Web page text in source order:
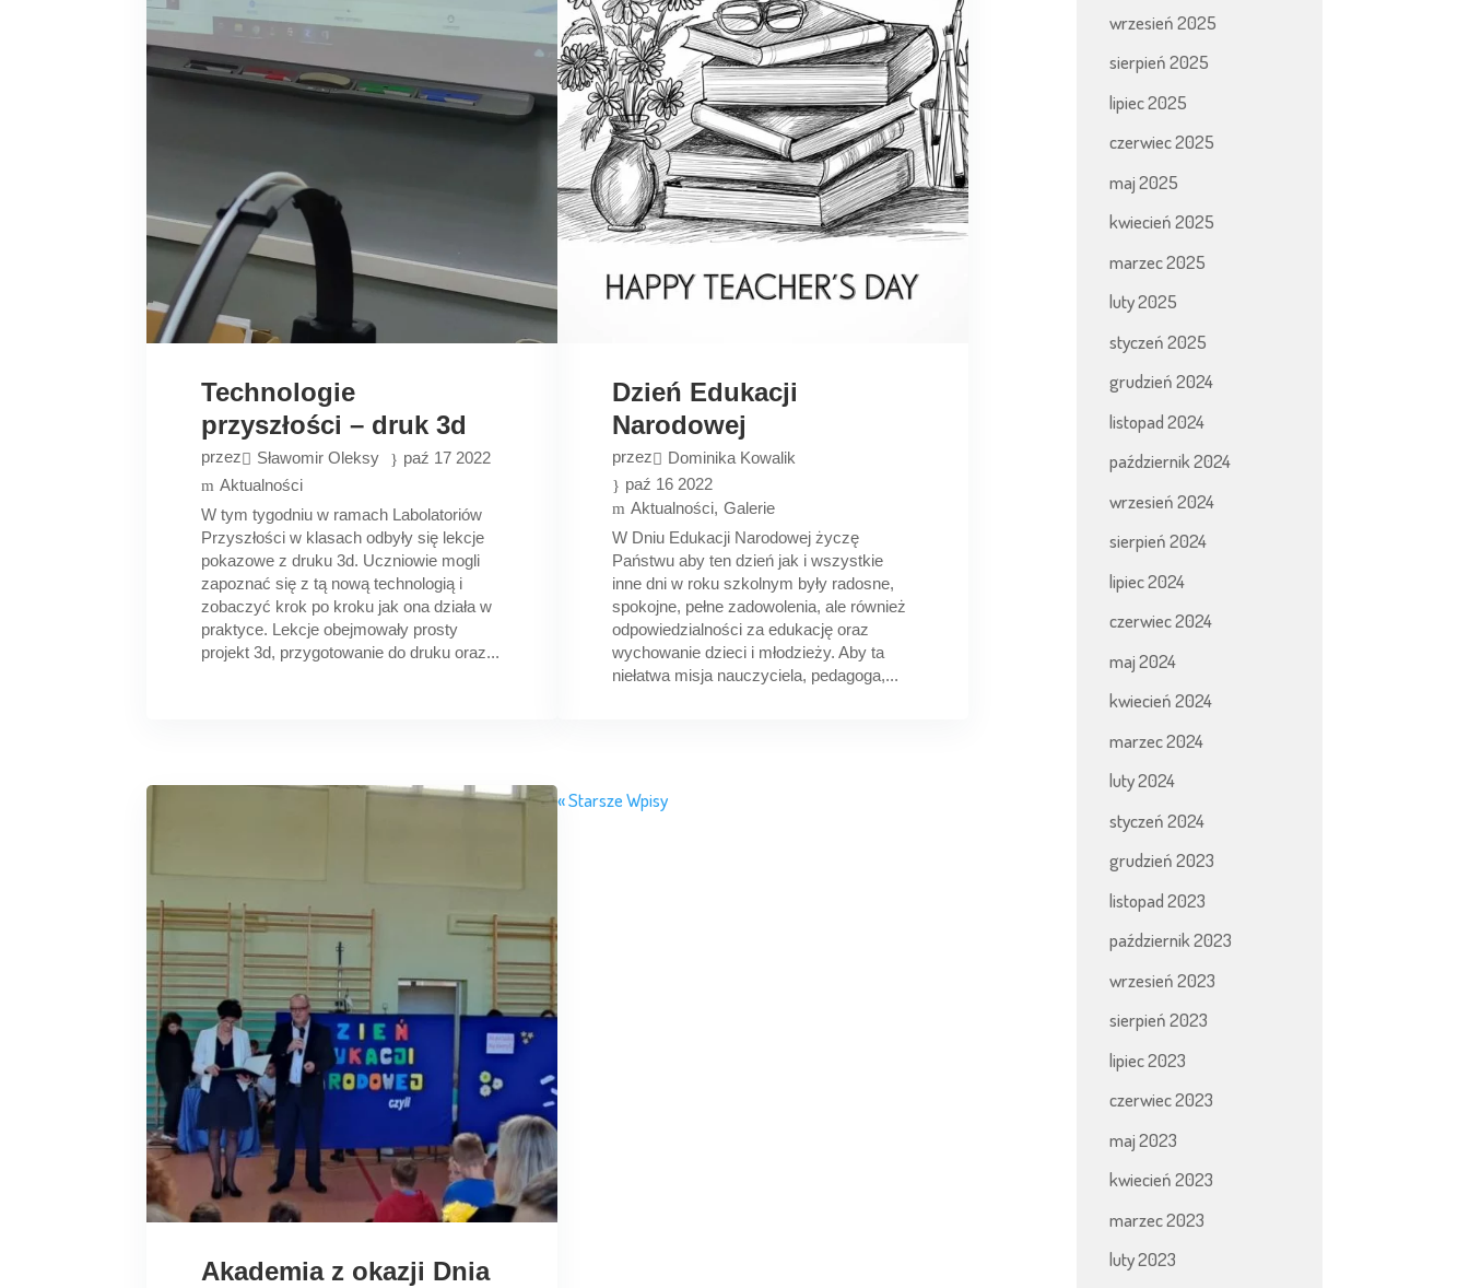
Technologie
przyszłości – druk 3d
przez Sławomir Oleksy
paź 17 2022
Aktualności
W tym tygodniu w ramach Labolatoriów
Przyszłości w klasach odbyły się lekcje
pokazowe z druku 3d. Uczniowie mogli
zapoznać się z tą nową technologią i
zobaczyć krok po kroku jak ona działa w
praktyce. Lekcje obejmowały prosty
projekt 3d, przygotowanie do druku oraz...
Dzień Edukacji
Narodowej
przez
Dominika Kowalik
paź 16 2022
Aktualności Galerie
W Dniu Edukacji Narodowej życzę
Państwu aby ten dzień jak i wszystkie
inne dni w roku szkolnym były radosne,
spokojne, pełne zadowolenia, ale również
odpowiedzialności za edukację oraz
wychowanie dzieci i młodzieży. Aby ta
niełatwa misja nauczyciela, pedagoga,...
Akademia z okazji Dnia
« Starsze Wpisy
wrzesień 2025
sierpień 2025
lipiec 2025
czerwiec 2025
maj 2025
kwiecień 2025
marzec 2025
luty 2025
styczeń 2025
grudzień 2024
listopad 2024
październik 2024
wrzesień 2024
sierpień 2024
lipiec 2024
czerwiec 2024
maj 2024
kwiecień 2024
marzec 2024
luty 2024
styczeń 2024
grudzień 2023
listopad 2023
październik 2023
wrzesień 2023
sierpień 2023
lipiec 2023
czerwiec 2023
maj 2023
kwiecień 2023
marzec 2023
luty 2023